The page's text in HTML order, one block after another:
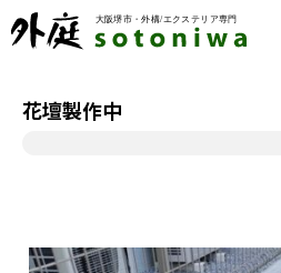
花壇製作中